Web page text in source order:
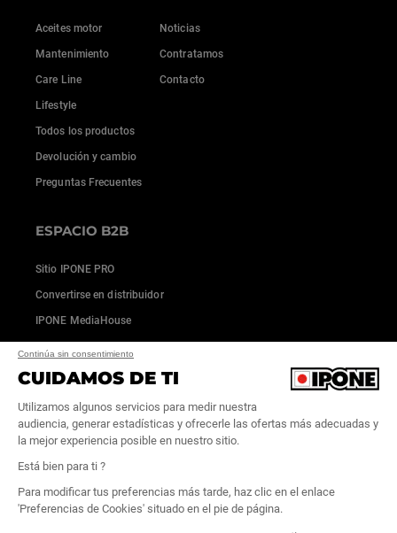
Continúa sin consentimiento
CUIDAMOS DE TI
Utilizamos algunos servicios para medir nuestra
audiencia, generar estadísticas y ofrecerle las ofertas más adecuadas y
la mejor experiencia posible en nuestro sitio.
Está bien para ti ?
Para modificar tus preferencias más tarde, haz clic en el enlace
'Preferencias de Cookies' situado en el pie de página.
Aceites motor
Mantenimiento
Care Line
Lifestyle
Todos los productos
Devolución y cambio
Preguntas Frecuentes
Noticias
Contratamos
Contacto
ESPACIO B2B
Sitio IPONE PRO
Convertirse en distribuidor
IPONE MediaHouse
Condiciones generales de venta Créditos